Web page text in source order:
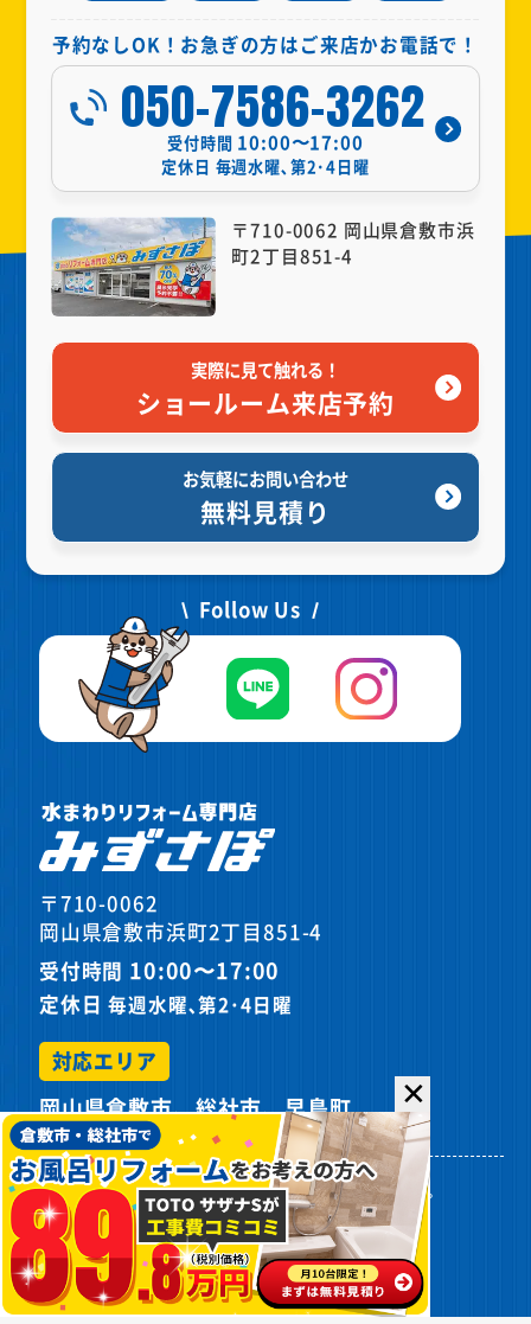
予約なしOK！お急ぎの方はご来店かお電話で！
050-7586-3262
受付時間 10:00〜17:00
定休日 毎週水曜､第2･4日曜
〒710-0062 岡山県倉敷市浜
町2丁目851-4
実際に見て触れる！
ショールーム来店予約
お気軽にお問い合わせ
無料見積り
Follow Us
〒710-0062
岡山県倉敷市浜町2丁目851-4
受付時間 10:00〜17:00
定休日毎週水曜､第2･4日曜
対応エリア
岡山県倉敷市、総社市、早島町
プライバシーポリシー サイトマップ
2026カスケホームグループ みずさぽ.
✕